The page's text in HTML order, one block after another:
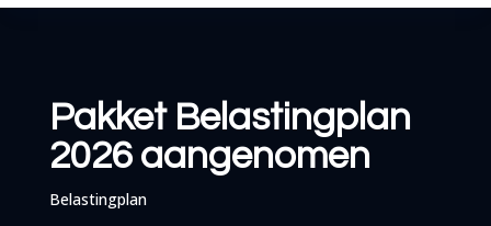
Pakket Belastingplan
2026 aangenomen
Belastingplan